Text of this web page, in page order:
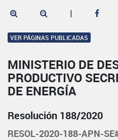
|
VER PÁGINAS PUBLICADAS
MINISTERIO DE
PRODUCTIVO
DE ENERGÍA
Resolución 188/2020
RESOL-2020-188-APN-